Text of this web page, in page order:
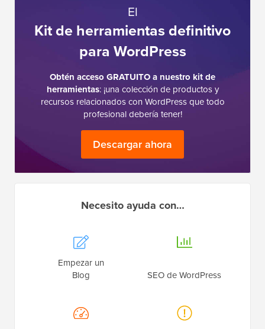
El
Kit de herramientas definitivo
para WordPress
Obtén acceso GRATUITO a nuestro kit de
herramientas: ¡una colección de productos y
recursos relacionados con WordPress que todo
profesional debería tener!
Descargar ahora
Necesito ayuda con…
Empezar un
Blog
SEO de WordPress